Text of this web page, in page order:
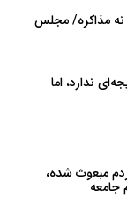
نه مذاکره/ مجلس
ندارد، اما
مبعوث شده،
جامعه